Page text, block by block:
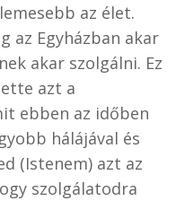
az élet.
az Egyházban akar
akar szolgálni. Ez
azt a
ebben az időben
hálájával és
(Istenem) azt az
szolgálatodra